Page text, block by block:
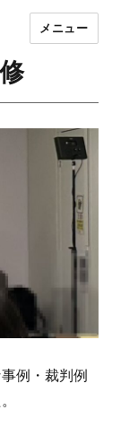
律事務所
メニュー
例・裁判例